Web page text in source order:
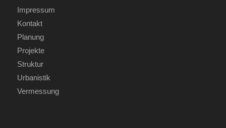
Impressum
Kontakt
Planung
Projekte
Struktur
Urbanistik
Vermessung